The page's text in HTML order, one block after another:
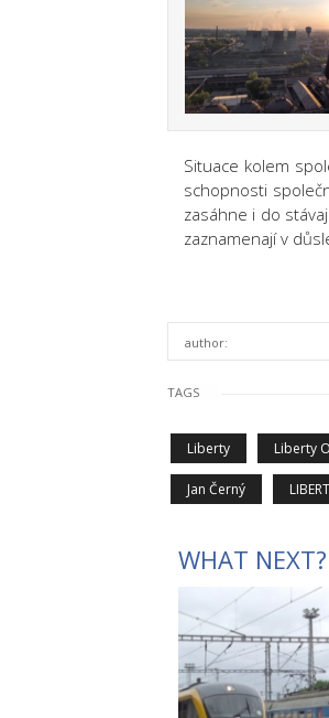
Situace kolem
schopnosti
zasáhne i do
zaznamenají v
author:
TAGS
Liberty Liberty
Jan Černý
WHAT NEXT?